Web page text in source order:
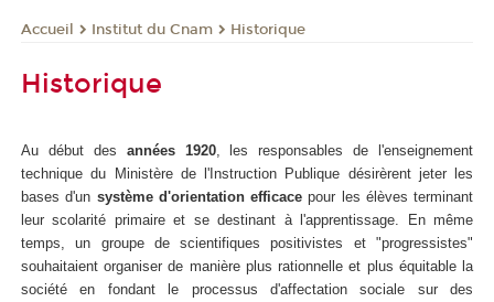
Accueil Institut du Cnam Historique
Historique
Au début des années 1920, les responsables de l'enseignement
technique du Ministère de l'Instruction Publique désirèrent jeter les
bases d'un système d'orientation efficace pour les élèves terminant
leur scolarité primaire et se destinant à l'apprentissage. En même
temps, un groupe de scientifiques positivistes et "progressistes"
souhaitaient organiser de manière plus rationnelle et plus équitable la
société en fondant le processus d'affectation sociale sur des